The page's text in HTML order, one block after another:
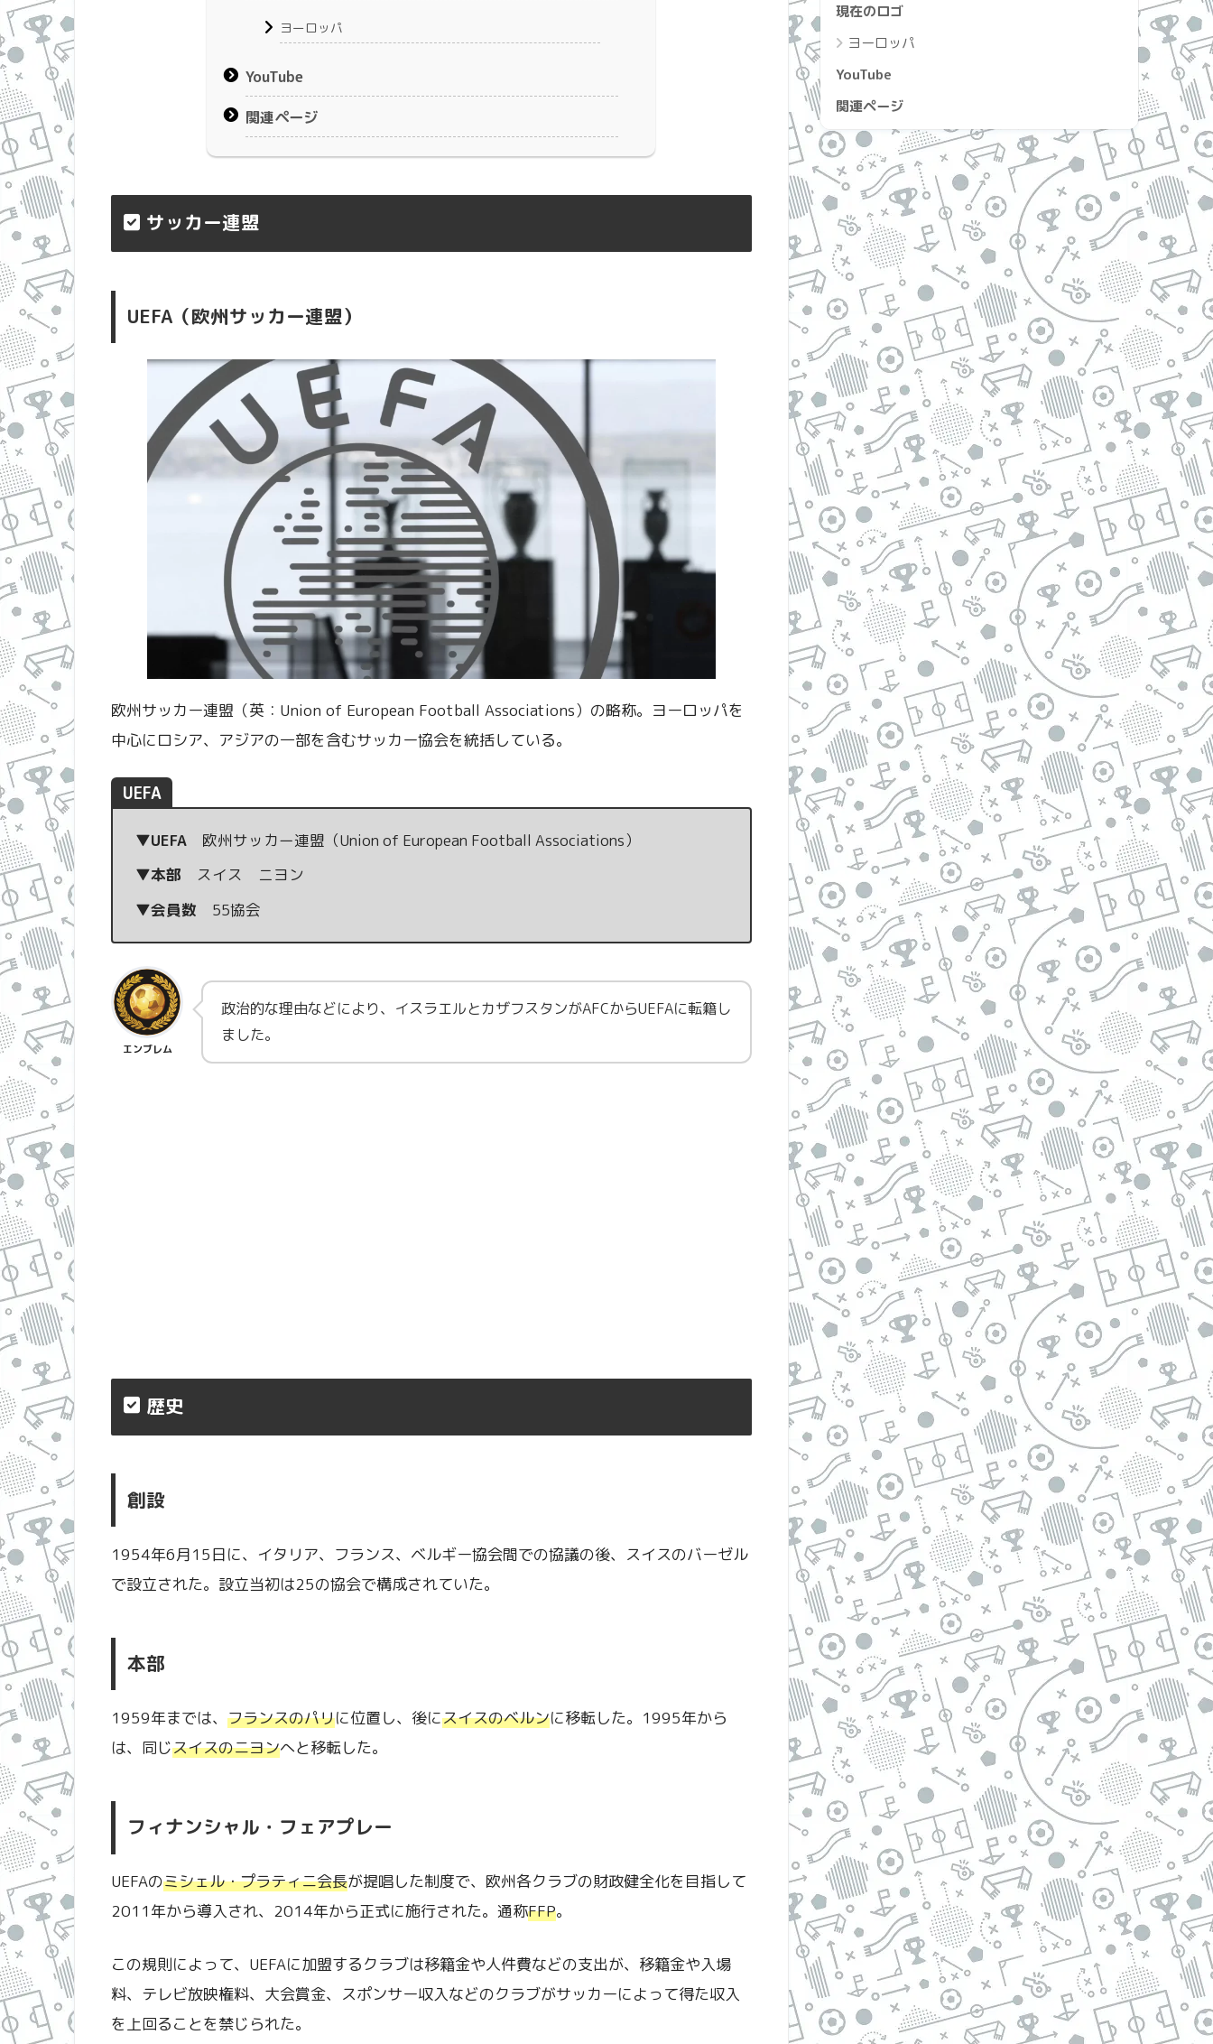
ヨーロッパ
YouTube
関連ページ
サッカー連盟
UEFA（欧州サッカー連盟）
欧州サッカー連盟（英：Union of European Football Associations）の略称。ヨーロッパを
中心にロシア、アジアの一部を含むサッカー協会を統括している。
UEFA
▼UEFA
欧州サッカー連盟（Union of European Football Associations）
▼本部 スイス ニヨン
▼会員数 55協会
エンブレム
政治的な理由などにより、イスラエルとカザフスタンがAFCからUEFAに転籍し
ました。
歴史
創設
1954年6月15日に、イタリア、フランス、ベルギー協会間での協議の後、スイスのバーゼル
で設立された。設立当初は25の協会で構成されていた。
本部
1959年までは、 フランスのパリに位置し、後にスイスのベルンに移転した。1995年から
は、同じスイスのニヨンへと移転した。
フィナンシャル・フェアプレー
UEFAのミシェル・プラティニ会長が提唱した制度で、欧州各クラブの財政健全化を目指して
2011年から導入され、2014年から正式に施行された。通称FFP。
この規則によって、UEFAに加盟するクラブは移籍金や人件費などの支出が、移籍金や入場
料、テレビ放映権料、大会賞金、スポンサー収入などのクラブがサッカーによって得た収入
を上回ることを禁じられた。
現在のロゴ
ヨーロッパ
YouTube
関連ページ